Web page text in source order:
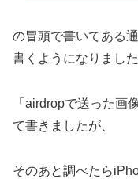
の冒頭で書いてある
書くようになりました
「airdropで送った画
て書きましたが、
そのあと調べたら